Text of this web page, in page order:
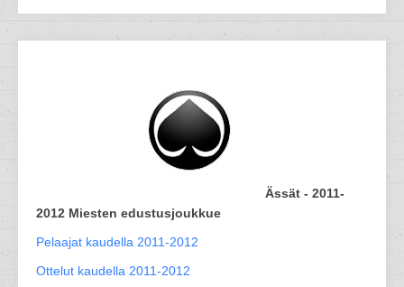
Ässät - 2011-
2012 Miesten edustusjoukkue
Pelaajat kaudella 2011-2012
Ottelut kaudella 2011-2012